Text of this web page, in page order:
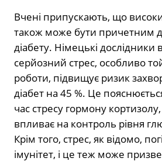
Вчені припускають, що
також може бути причетним
діабету. Німецькі
серйозний стрес, особливо
роботи, підвищує ризик
діабет на 45 %. Це
час стресу гормону
впливає на контроль рівня
Крім того, стрес, як відомо,
імунітет, і це теж може